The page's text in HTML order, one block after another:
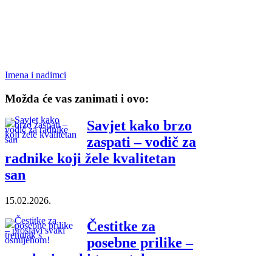
Imena i nadimci
Možda će vas zanimati i ovo:
Savjet kako brzo
zaspati – vodič za
radnike koji žele kvalitetan
san
15.02.2026.
Čestitke za
posebne prilike –